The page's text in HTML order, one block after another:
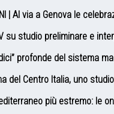
| Al via a Genova le
su studio preliminare e
profonde del sistema
del Centro Italia, uno
più estremo: le